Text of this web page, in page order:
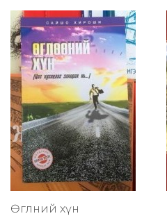
Өглөөний хүн